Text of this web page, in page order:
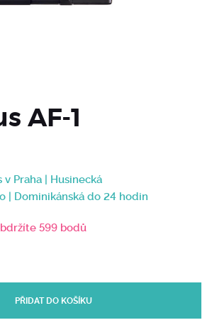
AF-1
Praha | Husinecká
| Dominikánská do 24 hodin
599 bodů
PŘIDAT DO KOŠÍKU